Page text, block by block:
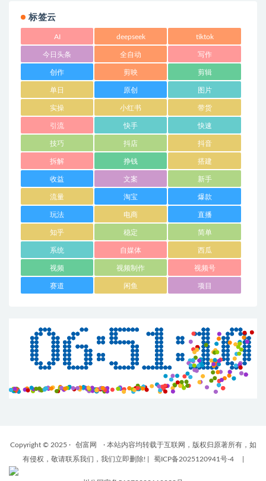
标签云
AI deepseek tiktok
今日头条 全自动 写作
创作 剪映 剪辑
单日 原创 图片
实操 小红书 带货
引流 快手 快速
技巧 抖店 抖音
拆解 挣钱 搭建
收益 文案 新手
流量 淘宝 爆款
玩法 电商 直播
知乎 稳定 简单
系统 自媒体 西瓜
视频 视频制作 视频号
赛道 闲鱼 项目
Copyright © 2025 · 创富网
· 本站内容均转载于互联网，版权归原著所有，如
有侵权，敬请联系我们，我们立即删除!
蜀ICP备2025120941号-4